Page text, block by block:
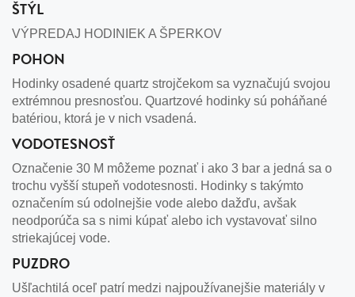
ŠTÝL
VÝPREDAJ HODINIEK A ŠPERKOV
POHON
Hodinky osadené quartz strojčekom sa vyznačujú svojou
extrémnou presnosťou. Quartzové hodinky sú poháňané
batériou, ktorá je v nich vsadená.
VODOTESNOSŤ
Označenie 30 M môžeme poznať i ako 3 bar a jedná sa o
trochu vyšší stupeň vodotesnosti. Hodinky s takýmto
označením sú odolnejšie vode alebo dažďu, avšak
neodporúča sa s nimi kúpať alebo ich vystavovať silno
striekajúcej vode.
PUZDRO
Ušľachtilá oceľ patrí medzi najpoužívanejšie materiály v